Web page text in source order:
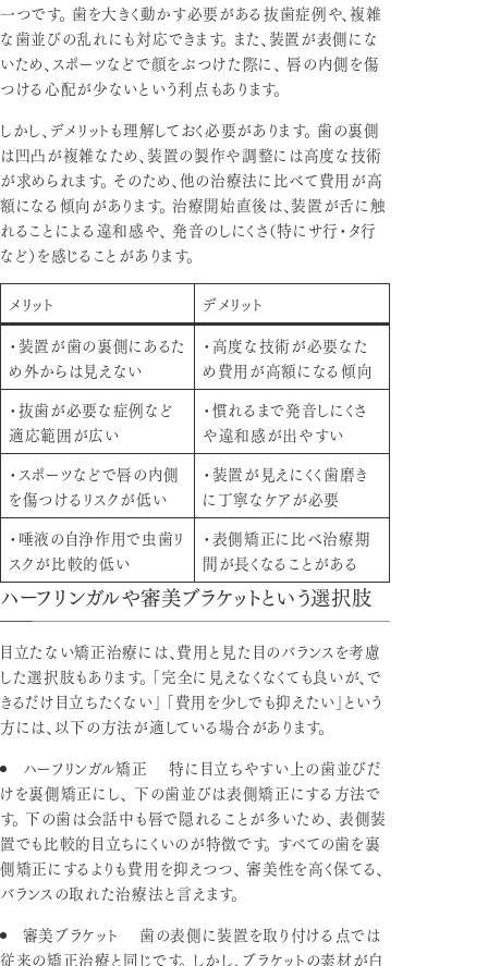
一つです。 歯を大きく動かす必要がある抜歯症例や、複雑
な歯並びの乱れにも対応できます。 また、装置が表側にな
いため、スポーツなどで顔をぶつけた際に、 唇の内側を傷
つける心配が少ないという利点もあります。
しかし、デメリットも理解しておく必要があります。 歯の裏側
は凹凸が複雑なため、装置の製作や調整には高度な技術
が求められます。 そのため、他の治療法に比べて費用が高
額になる傾向があります。 治療開始直後は、装置が舌に触
れることによる違和感や、 発音のしにくさ（特にサ行・タ行
など）を感じることがあります。
メリット
デメリット
・装置が歯の裏側にあるた
め外からは見えない
・高度な技術が必要なた
め費用が高額になる傾向
・抜歯が必要な症例など
適応範囲が広い
・慣れるまで発音しにくさ
や違和感が出やすい
・スポーツなどで唇の内側
を傷つけるリスクが低い
・装置が見えにくく歯磨き
に丁寧なケアが必要
・唾液の自浄作用で虫歯リ
スクが比較的低い
・表側矯正に比べ治療期
間が長くなることがある
ハーフリンガルや審美ブラケットという選択肢
目立たない矯正治療には、費用と見た目のバランスを考慮
した選択肢もあります。 「完全に見えなくなくても良いが、で
きるだけ目立ちたくない」 「費用を少しでも抑えたい」という
方には、以下の方法が適している場合があります。
ハーフリンガル矯正 特に目立ちやすい上の歯並びだ
けを裏側矯正にし、 下の歯並びは表側矯正にする方法で
す。 下の歯は会話中も唇で隠れることが多いため、 表側装
置でも比較的目立ちにくいのが特徴です。 すべての歯を裏
側矯正にするよりも費用を抑えつつ、 審美性を高く保てる、
バランスの取れた治療法と言えます。
審美ブラケット 歯の表側に装置を取り付ける点では
従来の矯正治療と同じです。 しかし、ブラケットの素材が白